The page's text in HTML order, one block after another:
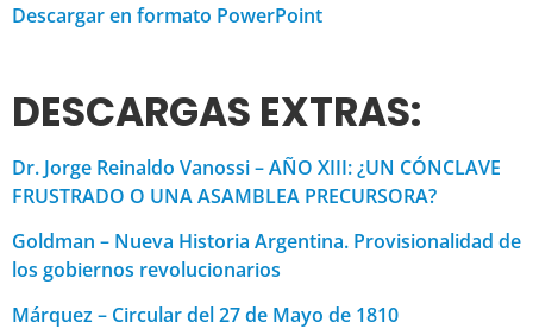
Descargar en formato PowerPoint
DESCARGAS EXTRAS:
Dr. Jorge Reinaldo Vanossi – AÑO XIII: ¿UN CÓNCLAVE
FRUSTRADO O UNA ASAMBLEA PRECURSORA?
Goldman – Nueva Historia Argentina. Provisionalidad de
los gobiernos revolucionarios
Márquez – Circular del 27 de Mayo de 1810